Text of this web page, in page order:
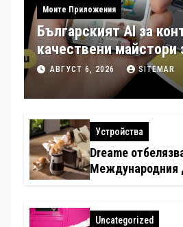
Моите Приложения
Българският AI за
качествени майстори
шест страни в Европа
АВГУСТ 6, 2026 SITEMAR
Устройства
Dreame
Международния
любимци
Uncategorized